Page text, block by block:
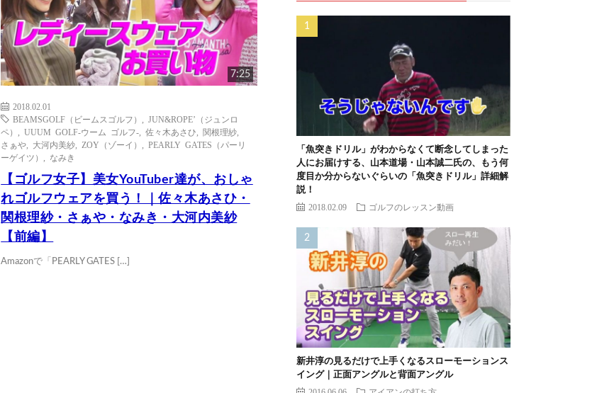
7:25
2018.02.01
BEAMSGOLF（ビームスゴルフ）
JUN&ROPE’（ジュンロ
ペ）
,UUUM GOLF-ウーム ゴルフ- ,佐々木あさひ ,関根理紗
さぁや
大河内美紗 ZOY（ゾーイ） ,PEARLY GATES（パーリ
ーゲイツ）
なみき
【ゴルフ女子】美女YouTuber達が、おしゃ
れゴルフウェアを買う！｜佐々木あさひ・
関根理紗・さぁや・なみき・大河内美紗
【前編】
Amazonで「PEARLY GATES […]
「魚突きドリル」がわからなくて断念してしまった
人にお届けする、山本道場・山本誠二氏の、もう何
度目か分からないぐらいの「魚突きドリル」詳細解
説！
2018.02.09 ゴルフのレッスン動画
新井淳の見るだけで上手くなるスローモーションス
イング｜正面アングルと背面アングル